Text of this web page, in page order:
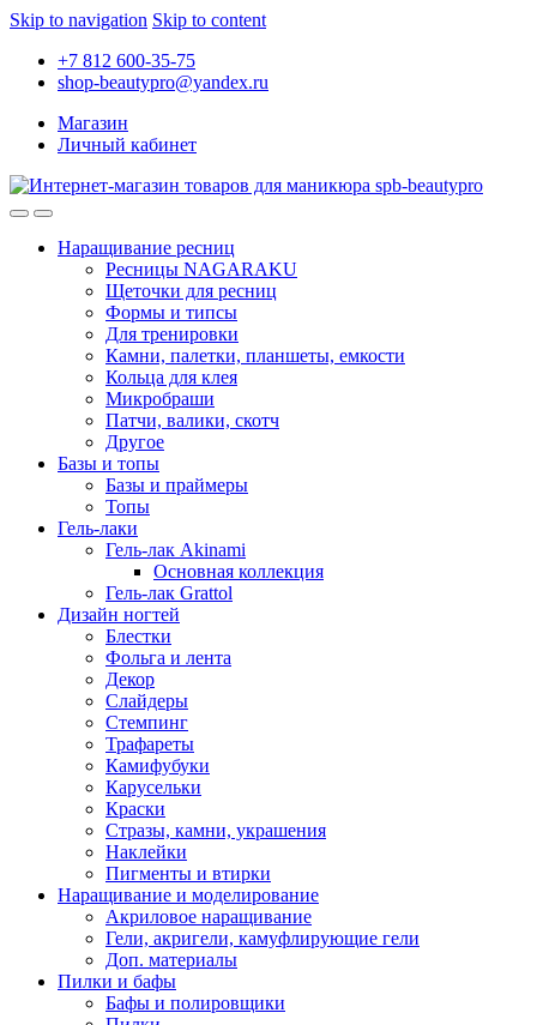
Skip to navigation Skip to content
+7 812 600-35-75
shop-beautypro@yandex.ru
Магазин
Личный кабинет
Наращивание ресниц
Ресницы NAGARAKU
Щеточки для ресниц
Формы и типсы
Для тренировки
Камни, палетки, планшеты, емкости
Кольца для клея
Микробраши
Патчи, валики, скотч
Другое
Базы и топы
Базы и праймеры
Топы
Гель-лаки
Гель-лак Akinami
Основная коллекция
Гель-лак Grattol
Дизайн ногтей
Блестки
Фольга и лента
Декор
Слайдеры
Стемпинг
Трафареты
Камифубуки
Карусельки
Краски
Стразы, камни, украшения
Наклейки
Пигменты и втирки
Наращивание и моделирование
Акриловое наращивание
Гели, акригели, камуфлирующие гели
Доп. материалы
Пилки и бафы
Бафы и полировщики